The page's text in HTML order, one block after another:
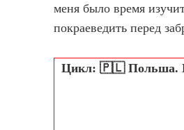
меня было время
покраеведить перед
Цикл: 🇵🇱 Польша.